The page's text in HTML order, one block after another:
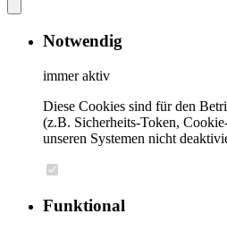
Notwendig
immer aktiv
Diese Cookies sind für den
(z.B. Sicherheits-Token,
unseren Systemen nicht
Funktional